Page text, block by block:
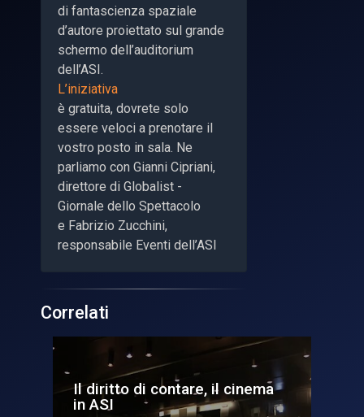
di fantascienza spaziale
d’autore proiettato sul grande
schermo dell’auditorium
dell’ASI.
L’iniziativa
è gratuita, dovrete solo
essere veloci a prenotare il
vostro posto in sala. Ne
parliamo con Gianni Cipriani,
direttore di Globalist -
Giornale dello Spettacolo
e Fabrizio Zucchini,
responsabile Eventi dell’ASI
Correlati
#SpaceTalk: cinema a gravità
zero